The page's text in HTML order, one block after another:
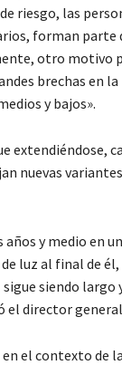
riesgo, las
forman parte
otro motivo
brechas en
y bajos».
extendiéndose,
nuevas
años y medio en
luz al final de
siendo largo
el director
el contexto de